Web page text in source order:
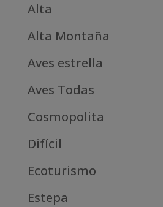
Alta
Alta Montaña
Aves estrella
Aves Todas
Cosmopolita
Difícil
Ecoturismo
Estepa